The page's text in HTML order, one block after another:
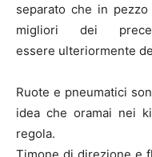
separato che in
migliori dei
essere ulteriormente
Ruote e pneumatici
idea che oramai nei
regola.